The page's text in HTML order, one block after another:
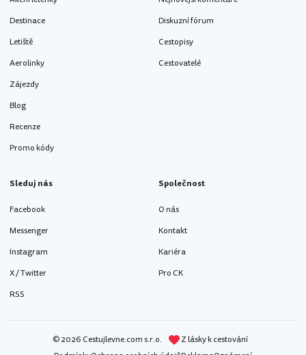
Destinace
Letiště
Aerolinky
Zájezdy
Blog
Recenze
Promo kódy
Diskuzní fórum
Cestopisy
Cestovatelé
Sleduj nás
Facebook
Messenger
Instagram
X / Twitter
RSS
Společnost
O nás
Kontakt
Kariéra
Pro CK
© 2026 Cestujlevne.com s.r.o.
Z lásky k cestování